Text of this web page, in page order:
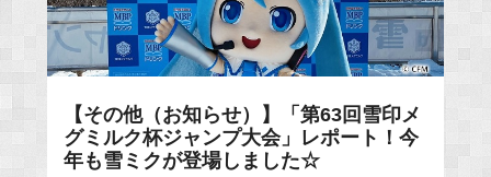
【その他（お知らせ）】「第63回雪印メ
グミルク杯ジャンプ大会」レポート！今
年も雪ミクが登場しました☆